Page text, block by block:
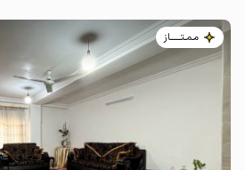
مـمـتــــــاز